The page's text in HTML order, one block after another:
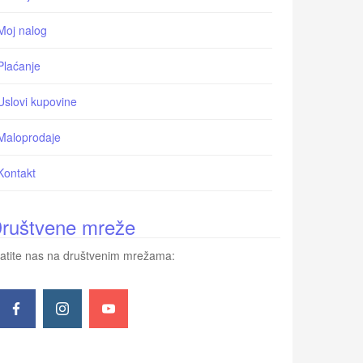
nalog
kupovine
mreže
nas na društvenim mrežama: